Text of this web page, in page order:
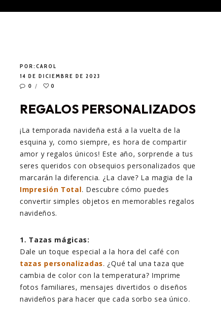
POR:CAROL
14 DE DICIEMBRE DE 2023
0
0
REGALOS PERSONALIZADOS
¡La temporada navideña está a la vuelta de la
esquina y, como siempre, es hora de compartir
amor y regalos únicos! Este año, sorprende a tus
seres queridos con obsequios personalizados que
marcarán la diferencia. ¿La clave? La magia de la
Impresión Total. Descubre cómo puedes
convertir simples objetos en memorables regalos
navideños.
1. Tazas mágicas:
Dale un toque especial a la hora del café con
tazas personalizadas. ¿Qué tal una taza que
cambia de color con la temperatura? Imprime
fotos familiares, mensajes divertidos o diseños
navideños para hacer que cada sorbo sea único.